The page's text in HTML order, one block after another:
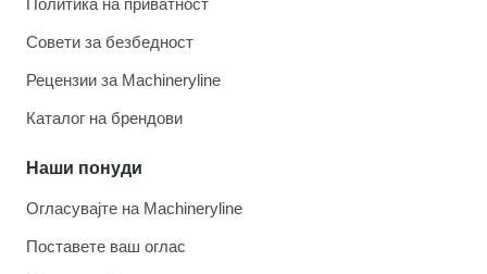
Политика на приватност
Совети за безбедност
Рецензии за Machineryline
Каталог на брендови
Наши понуди
Огласувајте на Machineryline
Поставете ваш оглас